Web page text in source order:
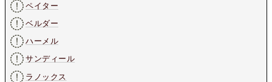
ペイター
ベルダー
ハーメル
サンディール
ラノックス